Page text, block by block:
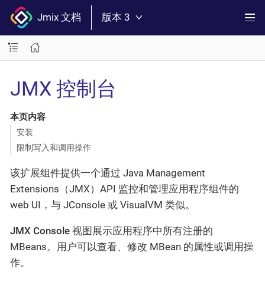
Jmix 文档 版本 3
JMX 控制台
本页内容
安装
限制写入和调用操作
该扩展组件提供一个通过 Java Management
Extensions（JMX）API 监控和管理应用程序组件的
web UI，与 JConsole 或 VisualVM 类似。
JMX Console 视图展示应用程序中所有注册的
MBeans。用户可以查看、修改 MBean 的属性或调用操
作。